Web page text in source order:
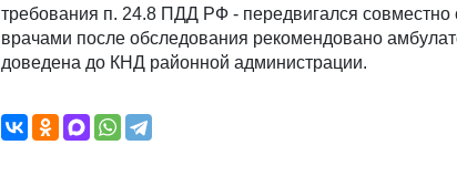
требования п. 24.8 ПДД РФ - передвигался
врачами после обследования рекомендовано
доведена до КНД районной администрации.